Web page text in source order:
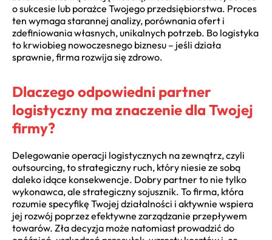
o sukcesie lub porażce Twojego przedsiębiorstwa. Proces
ten wymaga starannej analizy, porównania ofert i
zdefiniowania własnych, unikalnych potrzeb. Bo logistyka
to krwiobieg nowoczesnego biznesu – jeśli działa
sprawnie, firma rozwija się zdrowo.
Dlaczego odpowiedni partner
logistyczny ma znaczenie dla Twojej
firmy?
Delegowanie operacji logistycznych na zewnątrz, czyli
outsourcing, to strategiczny ruch, który niesie ze sobą
daleko idące konsekwencje. Dobry partner to nie tylko
wykonawca, ale strategiczny sojusznik. To firma, która
rozumie specyfikę Twojej działalności i aktywnie wspiera
jej rozwój poprzez efektywne zarządzanie przepływem
towarów. Zła decyzja może natomiast prowadzić do